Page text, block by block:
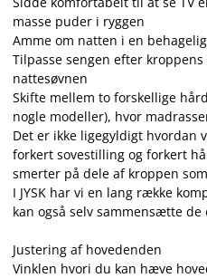
masse puder i ryggen
Amme om natten i en
Tilpasse sengen efter
nattesøvnen
Skifte mellem to forskellige
nogle modeller), hvor
Det er ikke ligegyldigt hvordan
forkert sovestilling og forkert
smerter på dele af kroppen
I JYSK har vi en lang række
kan også selv sammensætte
Justering af hovedenden
Vinklen hvori du kan hæve